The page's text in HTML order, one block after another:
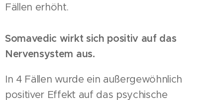
Fällen erhöht.
Somavedic wirkt sich positiv auf das
Nervensystem aus.
In 4 Fällen wurde ein außergewöhnlich
positiver Effekt auf das psychische